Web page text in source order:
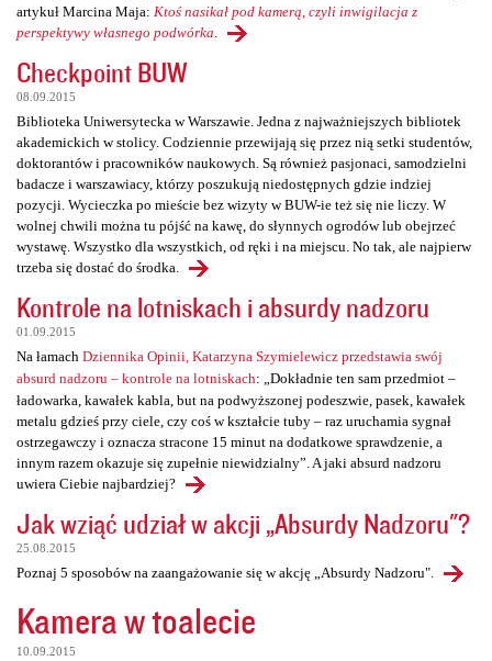
artykuł Marcina Maja: Ktoś nasikał pod kamerą, czyli inwigilacja z
perspektywy własnego podwórka
Checkpoint BUW
08.09.2015
Biblioteka Uniwersytecka w Warszawie. Jedna z najważniejszych bibliotek
akademickich w stolicy. Codziennie przewijają się przez nią setki studentów,
doktorantów i pracowników naukowych. Są również pasjonaci, samodzielni
badacze i warszawiacy, którzy poszukują niedostępnych gdzie indziej
pozycji. Wycieczka po mieście bez wizyty w BUW-ie też się nie liczy. W
wolnej chwili można tu pójść na kawę, do słynnych ogrodów lub obejrzeć
wystawę. Wszystko dla wszystkich, od ręki i na miejscu. No tak, ale najpierw
trzeba się dostać do środka.
Kontrole na lotniskach i absurdy nadzoru
01.09.2015
Na łamach Dziennika Opinii, Katarzyna Szymielewicz przedstawia swój
absurd nadzoru – kontrole na lotniskach: „Dokładnie ten sam przedmiot –
ładowarka, kawałek kabla, but na podwyższonej podeszwie, pasek, kawałek
metalu gdzieś przy ciele, czy coś w kształcie tuby – raz uruchamia sygnał
ostrzegawczy i oznacza stracone 15 minut na dodatkowe sprawdzenie, a
innym razem okazuje się zupełnie niewidzialny”. A jaki absurd nadzoru
uwiera Ciebie najbardziej?
Jak wziąć udział w akcji „Absurdy Nadzoru"?
25.08.2015
Poznaj 5 sposobów na zaangażowanie się w akcję „Absurdy Nadzoru".
Kamera w toalecie
10.09.2015